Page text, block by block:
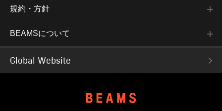
規約・方針
BEAMSについて
Global Website